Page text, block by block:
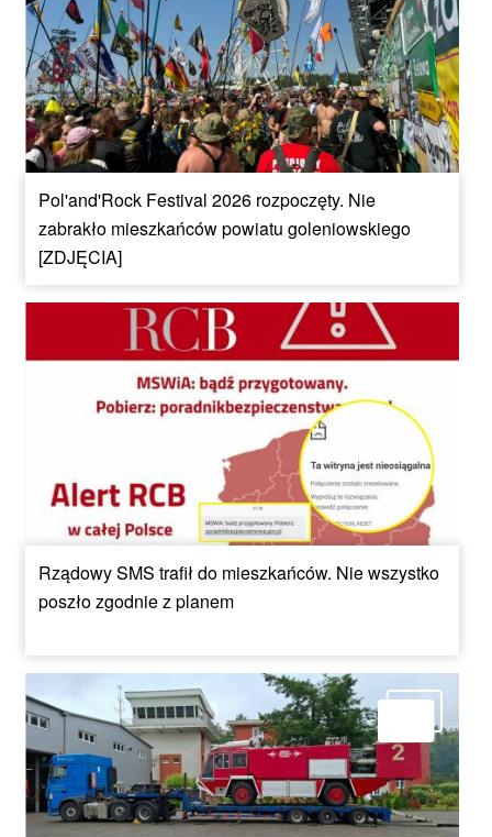
Pol'and'Rock Festival 2026 rozpoczęty. Nie
zabrakło mieszkańców powiatu goleniowskiego
[ZDJĘCIA]
Rządowy SMS trafił do mieszkańców. Nie wszystko
poszło zgodnie z planem